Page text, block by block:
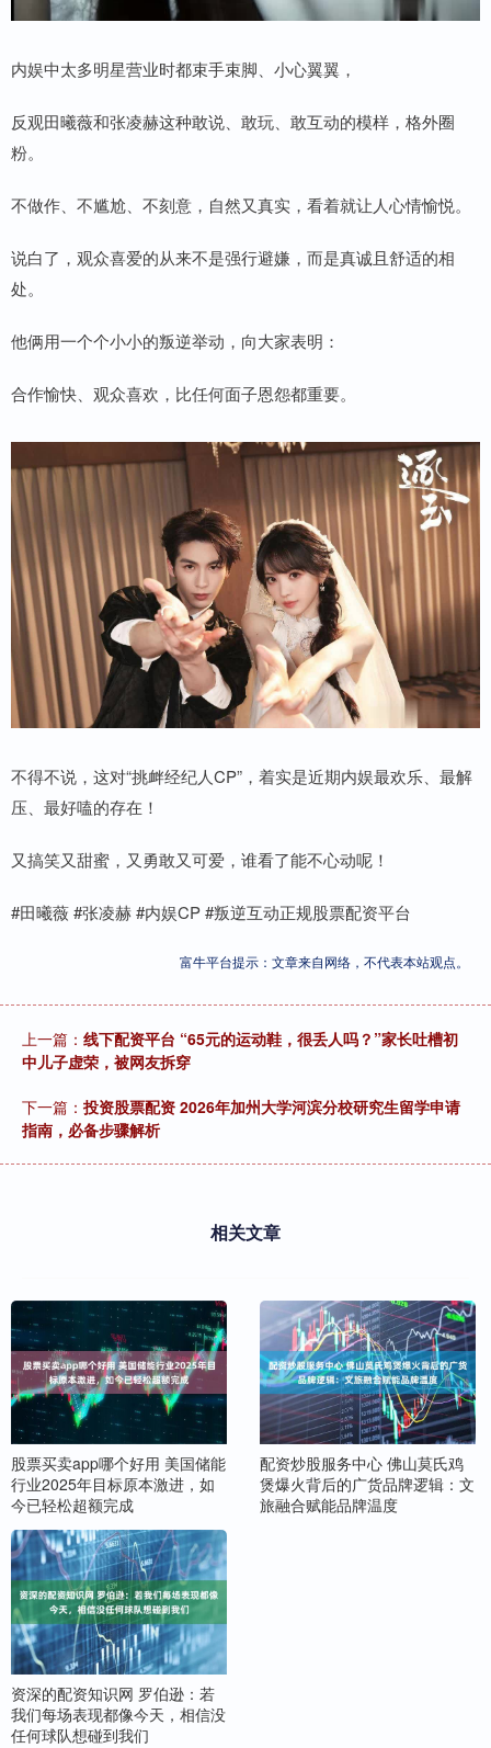
内娱中太多明星营业时都束手束脚、小心翼翼，
反观田曦薇和张凌赫这种敢说、敢玩、敢互动的模样，格外圈
粉。
不做作、不尴尬、不刻意，自然又真实，看着就让人心情愉悦。
说白了，观众喜爱的从来不是强行避嫌，而是真诚且舒适的相
处。
他俩用一个个小小的叛逆举动，向大家表明：
合作愉快、观众喜欢，比任何面子恩怨都重要。
不得不说，这对“挑衅经纪人CP”，着实是近期内娱最欢乐、最解
压、最好嗑的存在！
又搞笑又甜蜜，又勇敢又可爱，谁看了能不心动呢！
#田曦薇 #张凌赫 #内娱CP #叛逆互动正规股票配资平台
富牛平台提示：文章来自网络，不代表本站观点。
上一篇： 线下配资平台 “65元的运动鞋，很丢人吗？”家长吐槽初
中儿子虚荣，被网友拆穿
下一篇： 投资股票配资 2026年加州大学河滨分校研究生留学申请
指南，必备步骤解析
相关文章
股票买卖app哪个好用 美国储能
行业2025年目标原本激进，如
今已轻松超额完成
配资炒股服务中心 佛山莫氏鸡
煲爆火背后的广货品牌逻辑：文
旅融合赋能品牌温度
资深的配资知识网 罗伯逊：若
我们每场表现都像今天，相信没
任何球队想碰到我们